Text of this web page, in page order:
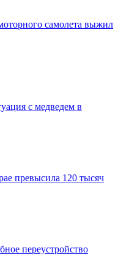
самолета выжил
с медведем в
превысила 120 тысяч
переустройство